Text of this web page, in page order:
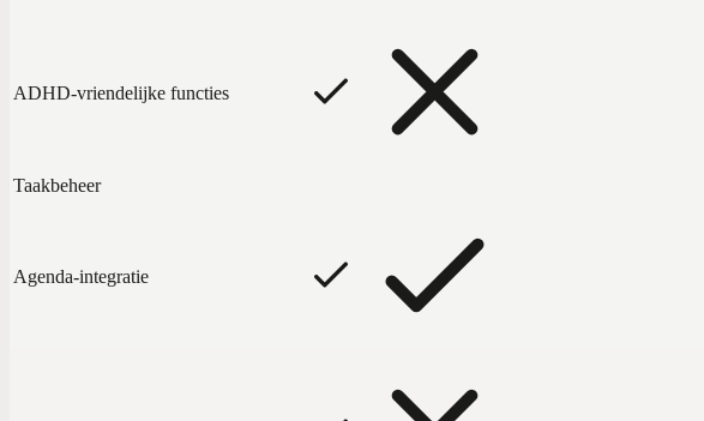
ADHD-vriendelijke functies
Taakbeheer
Agenda-integratie